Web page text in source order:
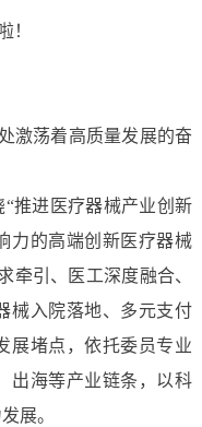
！
荡着高质量发展的奋
进医疗器械产业创新
力的高端创新医疗器械
牵引、医工深度融合、
械入院落地、多元支付
展堵点，依托委员专业
出海等产业链条，以科
展。